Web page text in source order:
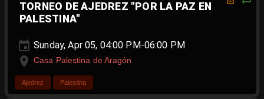
TORNEO DE AJEDREZ "POR LA PAZ EN
PALESTINA"
Sunday, Apr 05, 04:00 PM-06:00 PM
Casa Palestina de Aragón
Ajedrez Palestina